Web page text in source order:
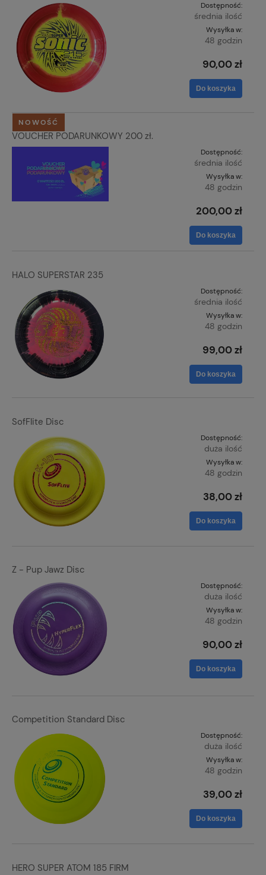
Dostępność:
średnia ilość
Wysyłka w:
48 godzin
90,00 zł
Do koszyka
VOUCHER PODARUNKOWY 200 zł.
Dostępność:
średnia ilość
Wysyłka w:
48 godzin
200,00 zł
Do koszyka
NOWOŚĆ
HALO SUPERSTAR 235
Dostępność:
średnia ilość
Wysyłka w:
48 godzin
99,00 zł
Do koszyka
SofFlite Disc
Dostępność:
duża ilość
Wysyłka w:
48 godzin
38,00 zł
Do koszyka
Z - Pup Jawz Disc
Dostępność:
duża ilość
Wysyłka w:
48 godzin
90,00 zł
Do koszyka
Competition Standard Disc
Dostępność:
duża ilość
Wysyłka w:
48 godzin
39,00 zł
Do koszyka
HERO SUPER ATOM 185 FIRM